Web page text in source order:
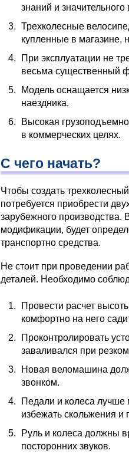
знаний и
Трехколесные
купленные в магазине,
При эксплуатации не
весьма существенный
Модель оснащается
наездника.
Высокая
в коммерческих целях.
С чего начать?
Чтобы создать
потребуется приобрести
зарубежного производства.
модификации, будет
транспортно средства.
Не стоит при проведении
деталей. Необходимо
Провести расчет
комфортно на него
Проконтролировать
заваливался при
Новая веломашина
звонком.
Педали и колеса лучше
избежать скольжения и
Руль и колеса должны
посторонних звуков.